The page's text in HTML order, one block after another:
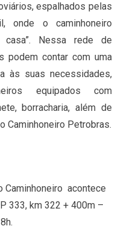
espalhados pelas
onde o caminhoneiro
Nessa rede de
podem contar com uma
às suas necessidades,
equipados com
borracharia, além de
Caminhoneiro Petrobras.
Caminhoneiro acontece
333, km 322 + 400m –